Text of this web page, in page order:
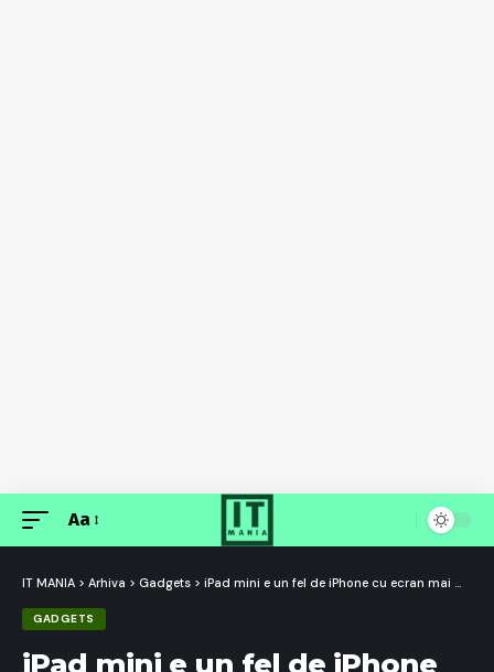
Font
Aa
IT MANIA > Arhiva > Gadgets > iPad mini e un fel de iPhone cu ecran mai mare la preț atractiv
GADGETS
iPad mini e un fel de iPhone